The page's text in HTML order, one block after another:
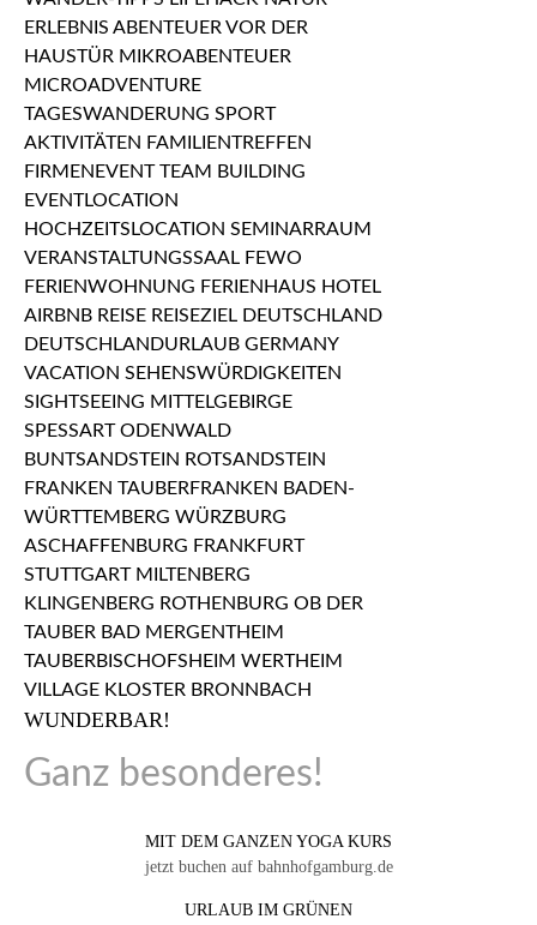
WUNDERBAR!
Ganz besonderes!
MIT DEM GANZEN YOGA KURS
jetzt buchen auf bahnhofgamburg.de
URLAUB IM GRÜNEN